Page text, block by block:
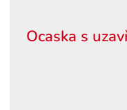
Ocaska s